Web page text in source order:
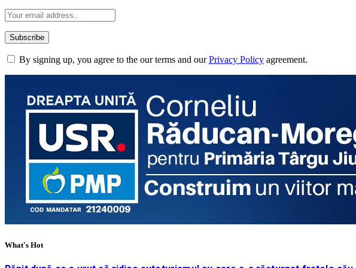
By signing up, you agree to the our terms and ourPrivacy Policy agreement.
What's Hot